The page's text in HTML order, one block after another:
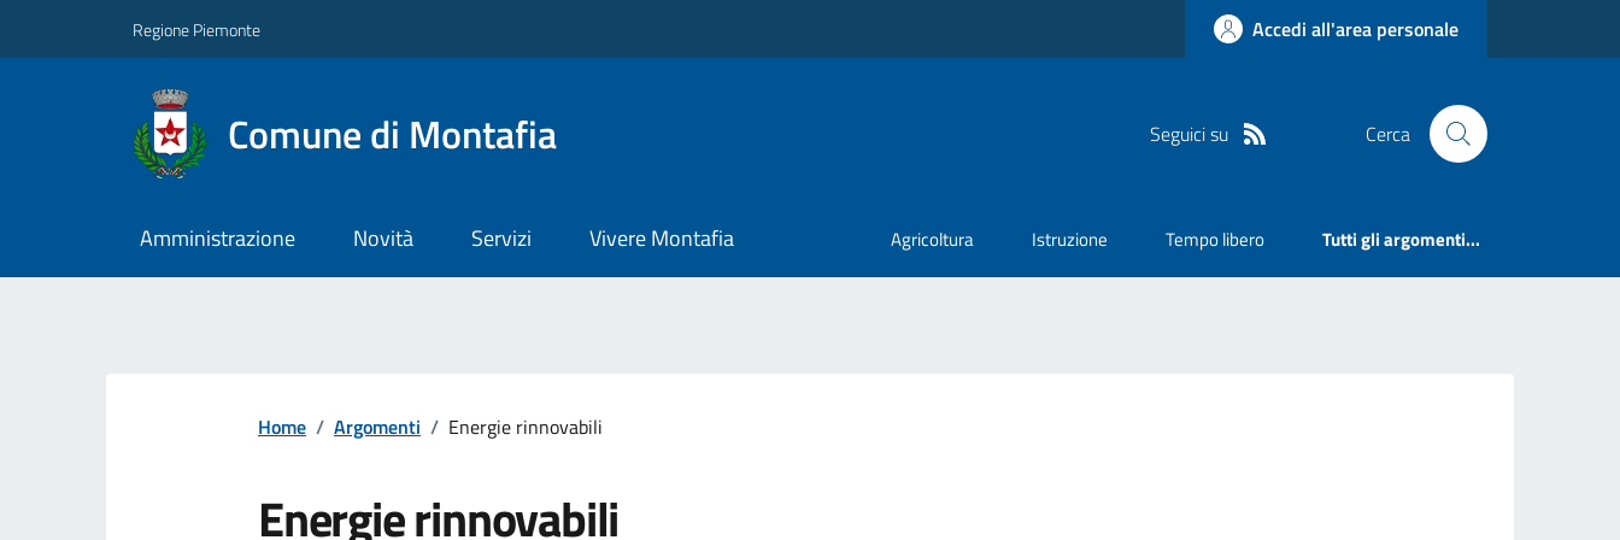
Regione Piemonte Accedi all'area personale
Comune di Montafia Seguici su Cerca
Amministrazione Novità Servizi Vivere Montafia Agricoltura Istruzione Tempo libero Tutti gli argomenti...
Home / Argomenti / Energie rinnovabili
Energie rinnovabili